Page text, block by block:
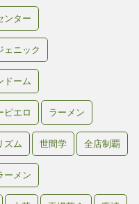
ンター
ェニック
ドーム
ピエロ ラーメン
ズム 世間学 全店制覇
ーメン